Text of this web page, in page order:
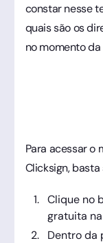
constar nesse
quais são os
no momento
Para acessar o
Clicksign,
Clique no
gratuita
Dentro da